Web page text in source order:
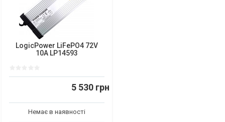
LogicPower LiFePO4 72V
10A LP14593
5 530 грн
Немає в наявності